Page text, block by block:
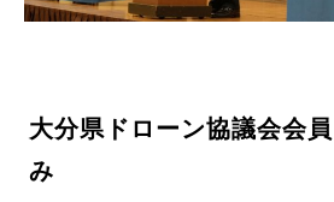
大分県ドローン協議会会
み